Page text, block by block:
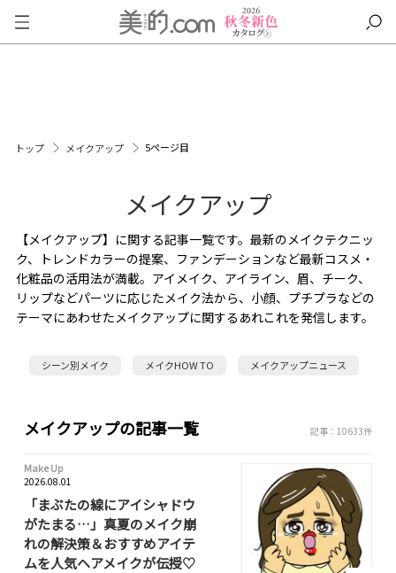
トップ メイクアップ 5ページ目
メイクアップ
【メイクアップ】に関する記事一覧です。最新のメイクテクニッ
ク、トレンドカラーの提案、ファンデーションなど最新コスメ・
化粧品の活用法が満載。アイメイク、アイライン、眉、チーク、
リップなどパーツに応じたメイク法から、小顔、プチプラなどの
テーマにあわせたメイクアップに関するあれこれを発信します。
シーン別メイク メイクHOW TO メイクアップニュース
メイクアップの記事一覧 記事：10633件
Make Up
2026.08.01
「まぶたの線にアイシャドウ
がたまる…」真夏のメイク崩
れの解決策＆おすすめアイテ
ムを人気ヘアメイクが伝授♡